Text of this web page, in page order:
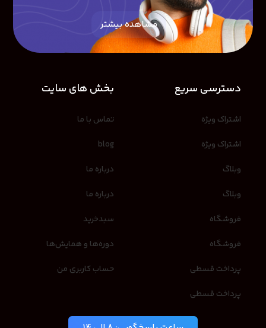
مشاهده بیشتر
دسترسی سریع
اشتراک ویژه
اشتراک ویژه
وبلاگ
وبلاگ
فروشگاه
فروشگاه
پرداخت قسطی
پرداخت قسطی
بخش های سایت
تماس با ما
blog
درباره ما
درباره ما
سبدخرید
دوره‌ها و همایش‌ها
حساب کاربری من